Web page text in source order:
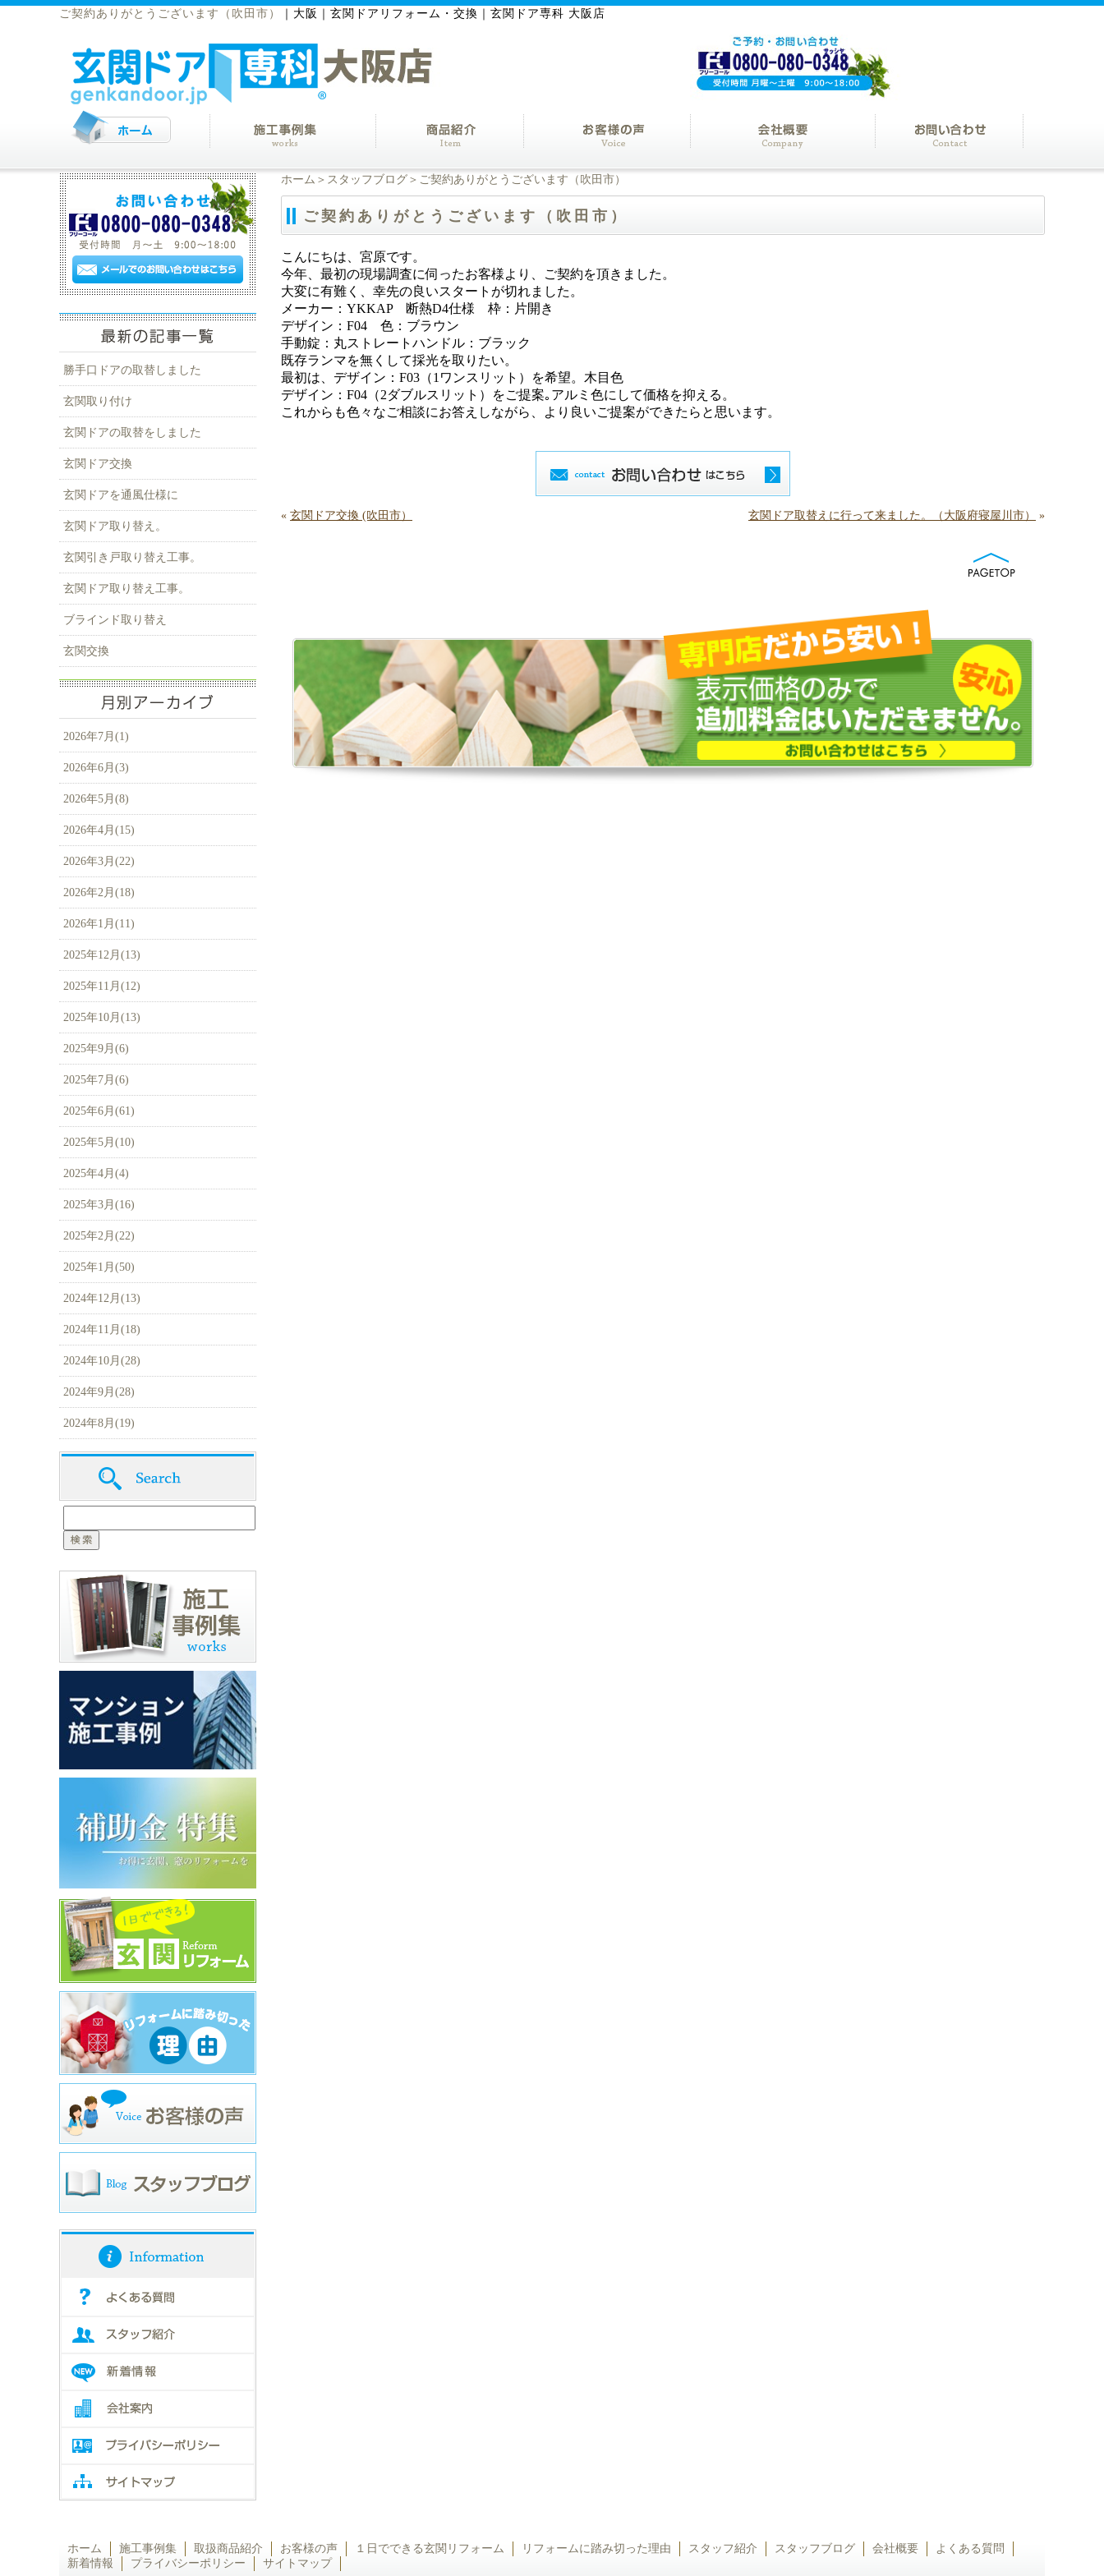
ご契約ありがとうございます（吹田市） 大阪｜玄関ドアリフォーム・交換｜玄関ドア専科 大阪店
ホーム ＞ スタッフブログ ＞ご契約ありがとうございます（吹田市）
ご契約ありがとうございます（吹田市）
こんにちは、宮原です。
今年、最初の現場調査に伺ったお客様より、ご契約を頂きました。
大変に有難く、幸先の良いスタートが切れました。
メーカー：YKKAP 断熱D4仕様 枠：片開き
デザイン：F04 色：ブラウン
手動錠：丸ストレートハンドル：ブラック
既存ランマを無くして採光を取りたい。
最初は、デザイン：F03（1ワンスリット）を希望。木目色
デザイン：F04（2ダブルスリット）をご提案｡アルミ色にして価格を抑える。
これからも色々なご相談にお答えしながら、より良いご提案ができたらと思います。
« 玄関ドア交換 (吹田市） 玄関ドア取替えに行って来ました。（大阪府寝屋川市） »
勝手口ドアの取替しました
玄関取り付け
玄関ドアの取替をしました
玄関ドア交換
玄関ドアを通風仕様に
玄関ドア取り替え。
玄関引き戸取り替え工事。
玄関ドア取り替え工事。
ブラインド取り替え
玄関交換
2026年7月(1)
2026年6月(3)
2026年5月(8)
2026年4月(15)
2026年3月(22)
2026年2月(18)
2026年1月(11)
2025年12月(13)
2025年11月(12)
2025年10月(13)
2025年9月(6)
2025年7月(6)
2025年6月(61)
2025年5月(10)
2025年4月(4)
2025年3月(16)
2025年2月(22)
2025年1月(50)
2024年12月(13)
2024年11月(18)
2024年10月(28)
2024年9月(28)
2024年8月(19)
ホーム 施工事例集 取扱商品紹介 お客様の声 １日でできる玄関リフォーム リフォームに踏み切った理由 スタッフ紹介 スタッフブログ 会社概要
よくある質問
新着情報
プライバシーポリシー サイトマップ